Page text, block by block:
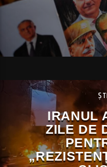
IRANUL
ZILE DE